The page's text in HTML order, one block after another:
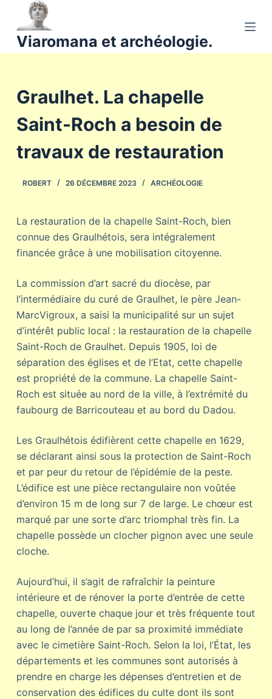
a
u
o
n
u
Viaromana et archéologie.
Graulhet. La chapelle
Saint-Roch a besoin de
travaux de restauration
ROBERT 26 DÉCEMBRE 2023 ARCHÉOLOGIE
La restauration de la chapelle Saint-Roch, bien
connue des Graulhétois, sera intégralement
financée grâce à une mobilisation citoyenne.
La commission d’art sacré du diocèse, par
l’intermédiaire du curé de Graulhet, le père Jean-
MarcVigroux, a saisi la municipalité sur un sujet
d’intérêt public local : la restauration de la chapelle
Saint-Roch de Graulhet. Depuis 1905, loi de
séparation des églises et de l’Etat, cette chapelle
est propriété de la commune. La chapelle Saint-
Roch est située au nord de la ville, à l’extrémité du
faubourg de Barricouteau et au bord du Dadou.
Les Graulhétois édifièrent cette chapelle en 1629,
se déclarant ainsi sous la protection de Saint-Roch
et par peur du retour de l’épidémie de la peste.
L’édifice est une pièce rectangulaire non voûtée
d’environ 15 m de long sur 7 de large. Le chœur est
marqué par une sorte d’arc triomphal très fin. La
chapelle possède un clocher pignon avec une seule
cloche.
Aujourd’hui, il s’agit de rafraîchir la peinture
intérieure et de rénover la porte d’entrée de cette
chapelle, ouverte chaque jour et très fréquente tout
au long de l’année de par sa proximité immédiate
avec le cimetière Saint-Roch. Selon la loi, l’État, les
départements et les communes sont autorisés à
prendre en charge les dépenses d’entretien et de
conservation des édifices du culte dont ils sont